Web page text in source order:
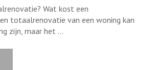
totaalrenovatie:
wat
Wat kost een
totaalrenovatie van een woning kan
zijn, maar het …